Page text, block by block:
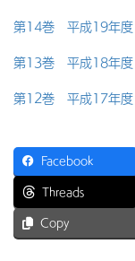
第14巻 平成19年度
第13巻 平成18年度
第12巻 平成17年度
Facebook
Threads
Copy